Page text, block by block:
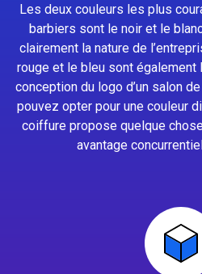
Les deux couleurs les plus
barbiers sont le noir et le
clairement la nature de
rouge et le bleu sont
conception du logo d’un salon
pouvez opter pour une couleur
coiffure propose quelque
avantage